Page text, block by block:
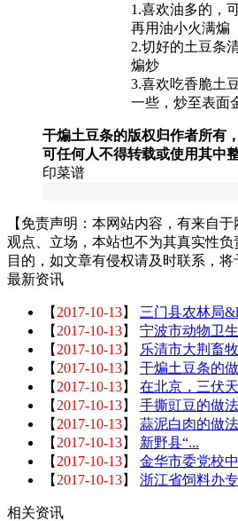
1.喜欢油多的，
再用油小火满煸
2.切好的土豆条
煸炒
3.喜欢吃香脆土
一些，炒至表面
干煸土豆条的版权归作者所有
可任何人不得转载或使用其中
印菜谱
【免责声明：本网站内容，有来自
观点、立场，本站也不为其真实性
目的，如文章有侵权请及时联系，将
最新资讯
【 2017-10-13】 三门县农林局
【 2017-10-13】 宁波市动物卫
【 2017-10-13】
乐清市大荆畜
【 2017-10-13】 干煸土豆条的
【 2017-10-13】 在北京，三伏
【 2017-10-13】 手撕豇豆的做法
【 2017-10-13】 蒜泥白肉的做法
【 2017-10-13】 新野县“...
【 2017-10-13】 金华市委党校
【 2017-10-13】 浙江省饲料办
相关资讯